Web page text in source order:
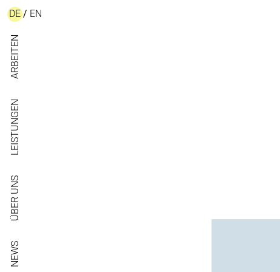
DE/ EN
ARBEITEN
LEISTUNGEN
ÜBER UNS
NEWS